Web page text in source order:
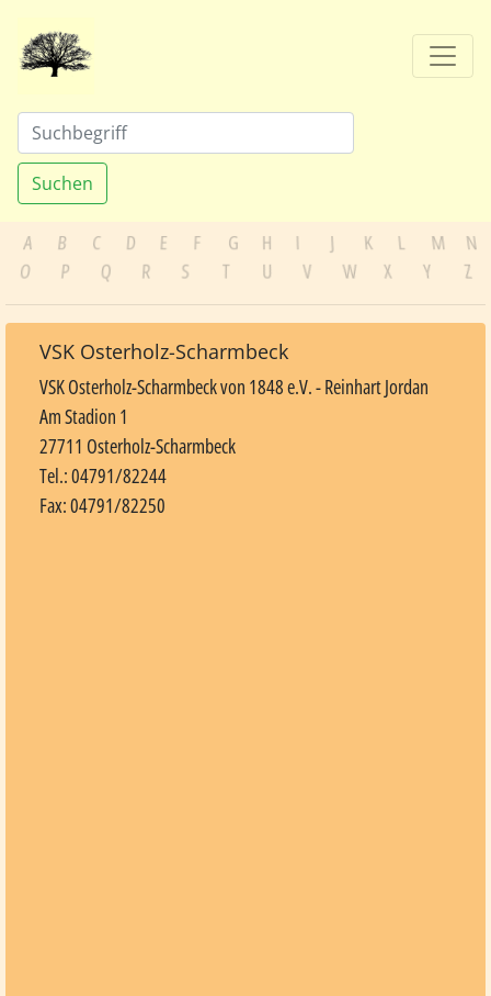
Suchen
A B C D E F G H I J K L M N
O P Q R S T U V W X Y Z
VSK Osterholz-Scharmbeck
VSK Osterholz-Scharmbeck von 1848 e.V. - Reinhart Jordan
Am Stadion 1
27711 Osterholz-Scharmbeck
Tel.: 04791/82244
Fax: 04791/82250